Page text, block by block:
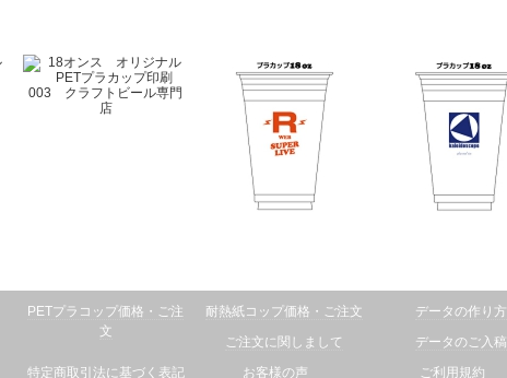
PETプラコップ価格・ご注
文
耐熱紙コップ価格・ご注文
データの作り方
ご注文に関しまして
データのご入稿
特定商取引法に基づく表記 お客様の声 ご利用規約